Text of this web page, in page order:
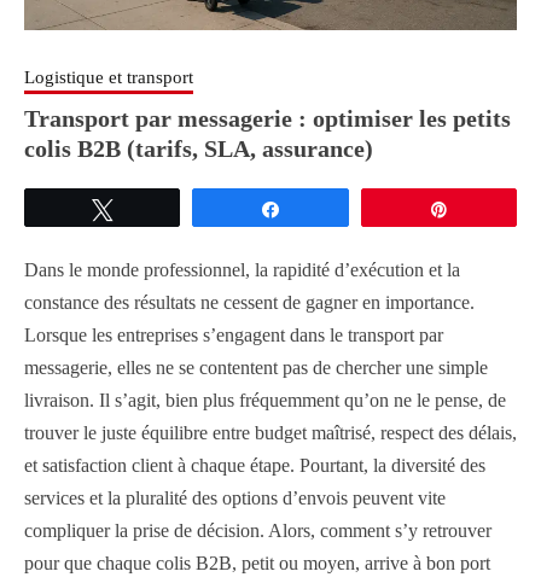
Logistique et transport
Transport par messagerie : optimiser les petits
colis B2B (tarifs, SLA, assurance)
Dans le monde professionnel, la rapidité d’exécution et la
constance des résultats ne cessent de gagner en importance.
Lorsque les entreprises s’engagent dans le transport par
messagerie, elles ne se contentent pas de chercher une simple
livraison. Il s’agit, bien plus fréquemment qu’on ne le pense, de
trouver le juste équilibre entre budget maîtrisé, respect des délais,
et satisfaction client à chaque étape. Pourtant, la diversité des
services et la pluralité des options d’envois peuvent vite
compliquer la prise de décision. Alors, comment s’y retrouver
pour que chaque colis B2B, petit ou moyen, arrive à bon port